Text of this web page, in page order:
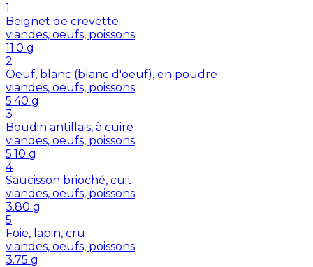
1
Beignet de crevette
viandes, oeufs, poissons
11.0 g
2
Oeuf, blanc (blanc d'oeuf), en poudre
viandes, oeufs, poissons
5.40 g
3
Boudin antillais, à cuire
viandes, oeufs, poissons
5.10 g
4
Saucisson brioché, cuit
viandes, oeufs, poissons
3.80 g
5
Foie, lapin, cru
viandes, oeufs, poissons
3.75 g